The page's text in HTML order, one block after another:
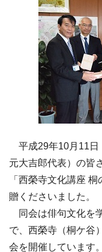
平成29年10月11日
元大吉郎代表）の皆
「西榮寺文化講座
贈くださいました。
同会は俳句文化を
で、西榮寺（桐ケ谷
会を開催しています